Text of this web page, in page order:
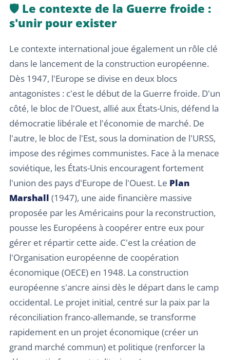
🛡️ Le contexte de la Guerre froide :
s'unir pour exister
Le contexte international joue également un rôle clé
dans le lancement de la construction européenne.
Dès 1947, l'Europe se divise en deux blocs
antagonistes : c'est le début de la Guerre froide. D'un
côté, le bloc de l'Ouest, allié aux États-Unis, défend la
démocratie libérale et l'économie de marché. De
l'autre, le bloc de l'Est, sous la domination de l'URSS,
impose des régimes communistes. Face à la menace
soviétique, les États-Unis encouragent fortement
l'union des pays d'Europe de l'Ouest. Le Plan
Marshall (1947), une aide financière massive
proposée par les Américains pour la reconstruction,
pousse les Européens à coopérer entre eux pour
gérer et répartir cette aide. C'est la création de
l'Organisation européenne de coopération
économique (OECE) en 1948. La construction
européenne s'ancre ainsi dès le départ dans le camp
occidental. Le projet initial, centré sur la paix par la
réconciliation franco-allemande, se transforme
rapidement en un projet économique (créer un
grand marché commun) et politique (renforcer la